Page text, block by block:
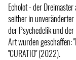
Echolot - der
seither in unveränderter
der Psychedelik und
Art wurden geschaffen:
"CURATIO" (2022).